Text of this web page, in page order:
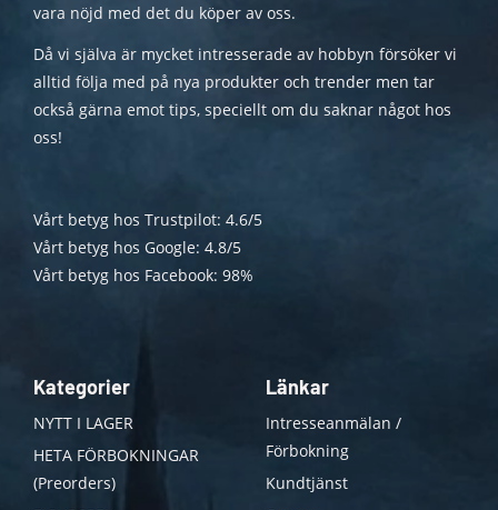
vara nöjd med det du köper av oss.
Då vi själva är mycket intresserade av hobbyn försöker vi
alltid följa med på nya produkter och trender men tar
också gärna emot tips, speciellt om du saknar något hos
oss!
Vårt betyg hos Trustpilot: 4.6/5
Vårt betyg hos Google: 4.8/5
Vårt betyg hos Facebook: 98%
Kategorier
NYTT I LAGER
HETA FÖRBOKNINGAR
(Preorders)
Länkar
Intresseanmälan /
Förbokning
Kundtjänst